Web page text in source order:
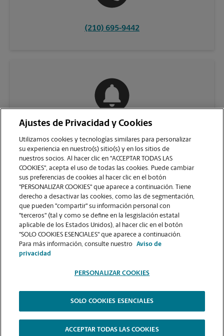
(210) 695-9442
VER LA PÁGINA DE LA TIENDA
2026.
The UPS Store | Aviso de Privacidad | Términos de Uso del Sitio Web |
Contraste Alto
Ajustes de Privacidad y Cookies
Utilizamos cookies y tecnologías similares para personalizar
su experiencia en nuestro(s) sitio(s) y en los sitios de
nuestros socios. Al hacer clic en "ACCEPTAR TODAS LAS
COOKIES", acepta el uso de todas las cookies. Puede cambiar
sus preferencias de cookies al hacer clic en el botón
"PERSONALIZAR COOKIES" que aparece a continuación. Tiene
derecho a desactivar las cookies, como las de segmentación,
que pueden "compartir" su información personal con
"terceros" (tal y como se define en la lesgislación estatal
aplicable de los Estados Unidos), al hacer clic en el botón
"SOLO COOKIES ESENCIALES" que aparece a continuación.
Para más información, consulte nuestro
Aviso de
privacidad
PERSONALIZAR COOKIES
SOLO COOKIES ESENCIALES
ACCEPTAR TODAS LAS COOKIES